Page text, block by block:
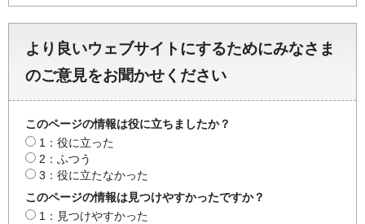
より良いウェブサイトにするためにみなさま
のご意見をお聞かせください
このページの情報は役に立ちましたか？
1：役に立った
2：ふつう
3：役に立たなかった
このページの情報は見つけやすかったですか？
1：見つけやすかった